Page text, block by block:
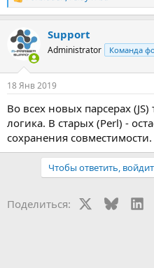
е
к
ц
и
Support
Administrator Команда
18 Янв 2019
Во всех новых парсерах
логика. В старых (Perl) -
сохранения совместимости.
Чтобы ответить,
Поделиться: Bluesky